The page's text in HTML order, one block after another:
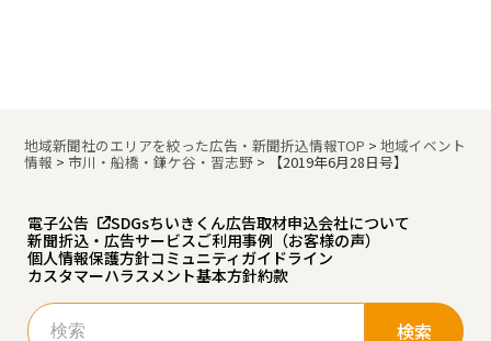
地域新聞社のエリアを絞った広告・新聞折込情報TOP >地域イベント
情報 > 市川・船橋・鎌ケ谷・習志野 > 【2019年6月28日号】
電子公告 SDGsちいきくん広告取材申込会社について
新聞折込・広告サービスご利用事例（お客様の声）
個人情報保護方針コミュニティガイドライン
カスタマーハラスメント基本方針約款
検
索: